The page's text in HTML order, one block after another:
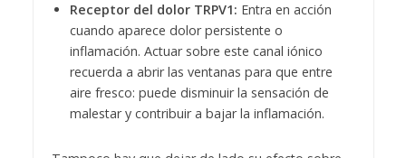
Receptor del dolor TRPV1: Entra en acción
cuando aparece dolor persistente o
inflamación. Actuar sobre este canal iónico
recuerda a abrir las ventanas para que entre
aire fresco: puede disminuir la sensación de
malestar y contribuir a bajar la inflamación.